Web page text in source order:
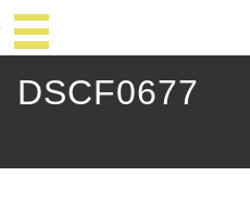
DSCF0677